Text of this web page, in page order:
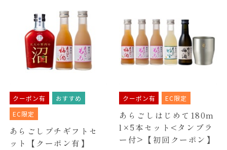
クーポン有
おすすめ
EC限定
あらごしプチギフトセ
ット【クーポン有】
クーポン有 EC限定
あらごしはじめて180m
l×5本セット<タンブラ
ー付>【初回クーポン】